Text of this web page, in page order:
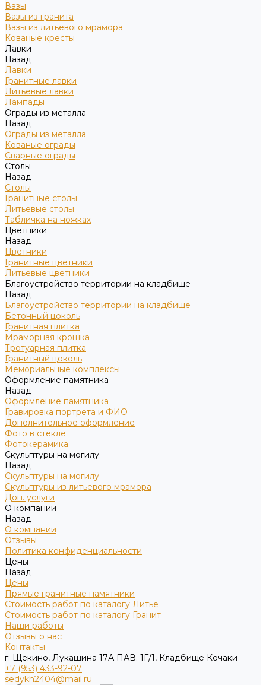
Вазы
Вазы из гранита
Вазы из литьевого мрамора
Кованые кресты
Лавки
Назад
Лавки
Гранитные лавки
Литьевые лавки
Лампады
Ограды из металла
Назад
Ограды из металла
Кованые ограды
Сварные ограды
Столы
Назад
Столы
Гранитные столы
Литьевые столы
Табличка на ножках
Цветники
Назад
Цветники
Гранитные цветники
Литьевые цветники
Благоустройство территории на кладбище
Назад
Благоустройство территории на кладбище
Бетонный цоколь
Гранитная плитка
Мраморная крошка
Тротуарная плитка
Гранитный цоколь
Мемориальные комплексы
Оформление памятника
Назад
Оформление памятника
Гравировка портрета и ФИО
Дополнительное оформление
Фото в стекле
Фотокерамика
Скульптуры на могилу
Назад
Скульптуры на могилу
Скульптуры из литьевого мрамора
Доп. услуги
О компании
Назад
О компании
Отзывы
Политика конфиденциальности
Цены
Назад
Цены
Прямые гранитные памятники
Стоимость работ по каталогу Литье
Стоимость работ по каталогу Гранит
Наши работы
Отзывы о нас
Контакты
г. Щекино, Лукашина 17А ПАВ. 1Г/1, Кладбище Кочаки
+7 (953) 433-92-07
sedykh2404@mail.ru